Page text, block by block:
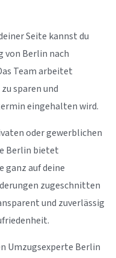
Seite kannst du
von Berlin nach
Team arbeitet
sparen und
eingehalten wird.
oder gewerblichen
Berlin bietet
ganz auf deine
zugeschnitten
und zuverlässig
Umzugsexperte Berlin